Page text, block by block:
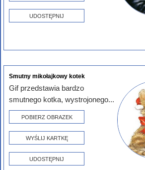
UDOSTĘPNIJ
Smutny mikołajkowy kotek
Gif przedstawia bardzo
smutnego kotka, wystrojonego...
POBIERZ OBRAZEK
WYŚLIJ KARTKĘ
UDOSTĘPNIJ